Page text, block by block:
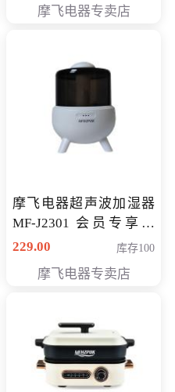
摩飞电器专卖店
摩飞电器超声波加湿器
MF-J2301 会员专享价
168元
229.00 库存100
摩飞电器专卖店